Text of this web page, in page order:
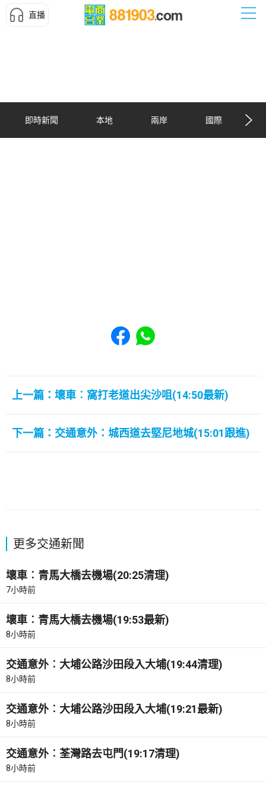
直播
即時新聞 本地 兩岸 國際
Share to Facebook
Share to WhatsApp
上一篇：壞車︰窩打老道出尖沙咀(14:50最新)
下一篇：交通意外：城西道去堅尼地城(15:01跟進)
更多交通新聞
壞車︰青馬大橋去機場(20:25清理)
7小時前
壞車︰青馬大橋去機場(19:53最新)
8小時前
交通意外︰大埔公路沙田段入大埔(19:44清理)
8小時前
交通意外︰大埔公路沙田段入大埔(19:21最新)
8小時前
交通意外︰荃灣路去屯門(19:17清理)
8小時前